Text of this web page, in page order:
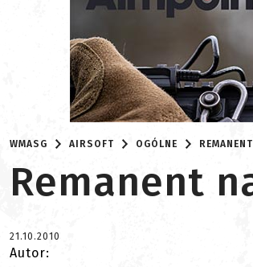
WMASG AIRSOFT OGÓLNE
Remanent
21.10.2010
Autor: